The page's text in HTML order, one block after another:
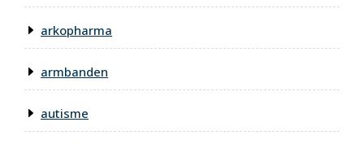
arkopharma
armbanden
autisme